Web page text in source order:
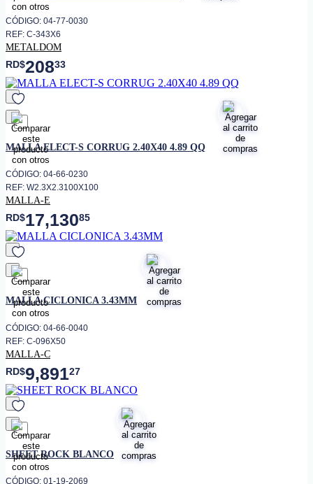
CÓDIGO: 04-77-0030
REF: C-343X6
METALDOM
RD$20833
favorito
MALLA ELECT-S CORRUG 2.40X40 4.89 QQ
CÓDIGO: 04-66-0230
REF: W2.3X2.3100X100
MALLA-E
RD$17,13085
favorito
MALLA CICLONICA 3.43MM
CÓDIGO: 04-66-0040
REF: C-096X50
MALLA-C
RD$9,89127
favorito
SHEET ROCK BLANCO
CÓDIGO: 01-19-2069